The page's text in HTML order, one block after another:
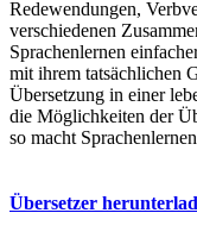
Redewendungen,
verschiedenen
Sprachenlernen
mit ihrem tatsächlichen
Übersetzung in einer
die Möglichkeiten der
so macht
Übersetzer